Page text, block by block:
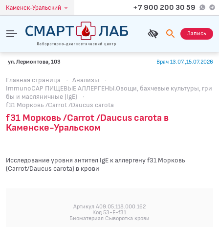
Каменск-Уральский +7 900 200 30 59
Запись
ул. Лермонтова, 103 Врач 13.07.,15.07.2026
Главная страница · Анализы
·
ImmunoCAP ПИЩЕВЫЕ АЛЛЕРГЕНЫ.Овощи, бахчевые культуры, гри
бы и масляничные (IgE)
·
f31 Морковь /Carrot /Daucus carota
f31 Морковь /Carrot /Daucus carota в
Каменске-Уральском
Исследование уровня антител IgE к аллергену f31 Морковь
(Carrot/Daucus carota) в крови
Артикул A09.05.118.000.162
Код 53-E-f31
Биоматериал Сыворотка крови